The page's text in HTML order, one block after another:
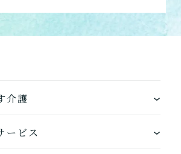
介護をはじめるための手続
き・ご準備の代行
そよ風の介護サービス一覧へ
介護
サービス
ービス